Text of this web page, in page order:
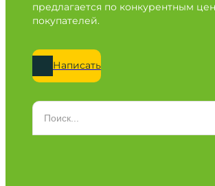
предлагается по конкурентным
покупателей.
Написать